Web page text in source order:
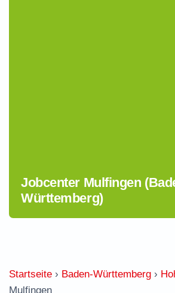
Jobcenter Mulfingen
Württemberg)
Startseite › Baden-Württemberg ›
Mulfingen